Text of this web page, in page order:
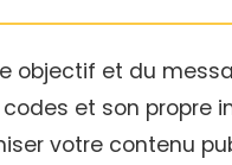
objectif et du
et son propre
votre contenu